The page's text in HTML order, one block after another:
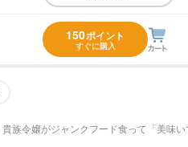
150ポイント
すぐに購入
貴族令嬢がジャンクフード食って「美味